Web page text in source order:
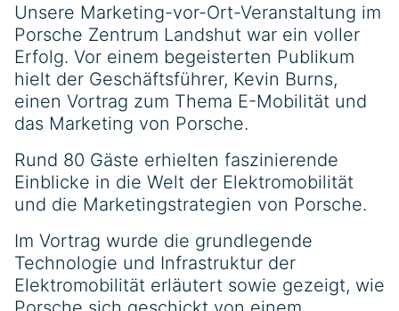
Unsere Marketing-vor-Ort-Veranstaltung im
Porsche Zentrum Landshut war ein voller
Erfolg. Vor einem begeisterten Publikum
hielt der Geschäftsführer, Kevin Burns,
einen Vortrag zum Thema E-Mobilität und
das Marketing von Porsche.
Rund 80 Gäste erhielten faszinierende
Einblicke in die Welt der Elektromobilität
und die Marketingstrategien von Porsche.
Im Vortrag wurde die grundlegende
Technologie und Infrastruktur der
Elektromobilität erläutert sowie gezeigt, wie